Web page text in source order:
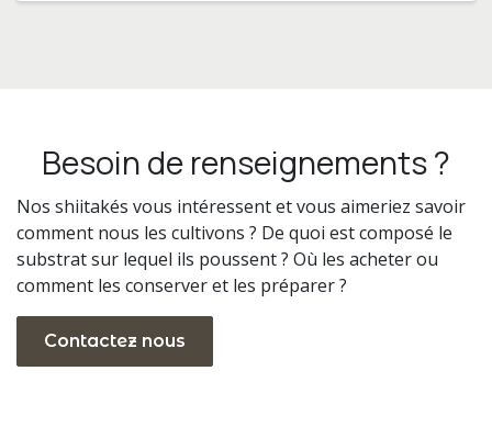
Besoin de renseignements ?
Nos shiitakés vous intéressent et vous aimeriez savoir
comment nous les cultivons ? De quoi est composé le
substrat sur lequel ils poussent ? Où les acheter ou
comment les conserver et les préparer ?
Contactez nous